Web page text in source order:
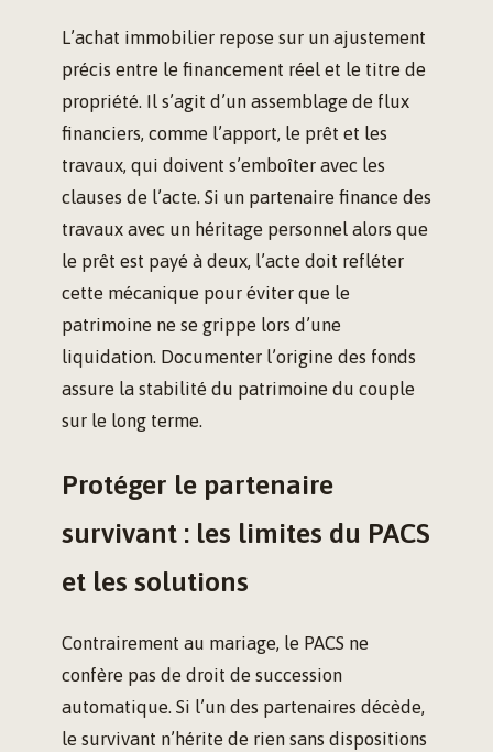
L’achat immobilier repose sur un ajustement
précis entre le financement réel et le titre de
propriété. Il s’agit d’un assemblage de flux
financiers, comme l’apport, le prêt et les
travaux, qui doivent s’emboîter avec les
clauses de l’acte. Si un partenaire finance des
travaux avec un héritage personnel alors que
le prêt est payé à deux, l’acte doit refléter
cette mécanique pour éviter que le
patrimoine ne se grippe lors d’une
liquidation. Documenter l’origine des fonds
assure la stabilité du patrimoine du couple
sur le long terme.
Protéger le partenaire
survivant : les limites du PACS
et les solutions
Contrairement au mariage, le PACS ne
confère pas de droit de succession
automatique. Si l’un des partenaires décède,
le survivant n’hérite de rien sans dispositions